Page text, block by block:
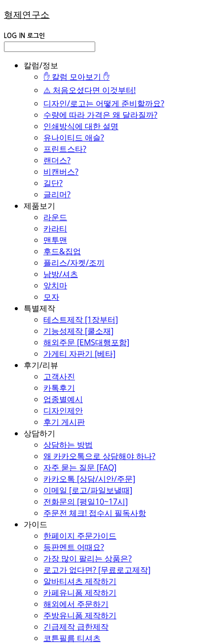
형제연구소
LOG IN 로그인
칼럼/정보
✋ 칼럼 모아보기 ✋
⚠️ 처음오셨다면 이것부터!
디자인/로고는 어떻게 준비할까요?
수량에 따라 가격은 왜 달라질까?
인쇄방식에 대한 설명
유나이티드 애슬?
프린트스타?
랜더스?
비캔버스?
길단?
글리머?
제품보기
라운드
카라티
맨투맨
후드&집업
플리스/자켓/조끼
남방/셔츠
앞치마
모자
특별제작
테스트제작 [1장부터]
기능성제작 [쿨소재]
해외주문 [EMS대행포함]
가게티 자판기 [베타]
후기/리뷰
고객사진
카톡후기
업종별예시
디자인제안
후기 게시판
상담하기
상담하는 방법
왜 카카오톡으로 상담해야 하나?
자주 묻는 질문 [FAQ]
카카오톡 [상담/시안/주문]
이메일 [로고/파일보낼때]
전화문의 [평일10~17시]
주문전 체크! 접수시 필독사항
가이드
한페이지 주문가이드
등판멘트 어때요?
가장 많이 팔리는 상품은?
로고가 없다면? [무료로고제작]
알바티셔츠 제작하기
카페유니폼 제작하기
해외에서 주문하기
주방유니폼 제작하기
긴급제작 급한제작
코튼필름 티셔츠